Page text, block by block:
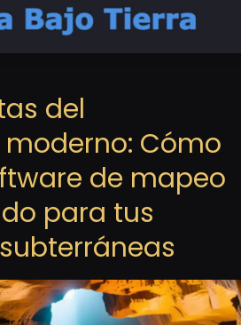
del
Cómo
de mapeo
para tus